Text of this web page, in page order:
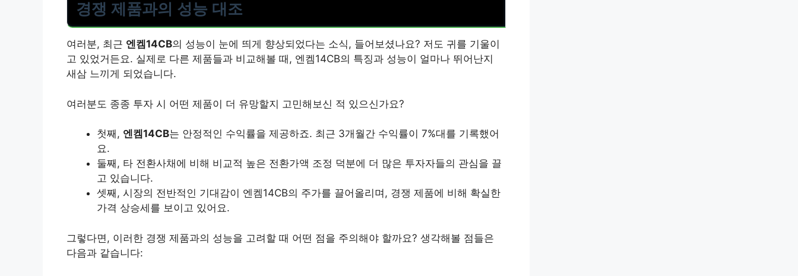
경쟁 제품과의 성능 대조
여러분, 최근 엔켐14CB의 성능이 눈에 띄게 향상되었다는 소식, 들어보셨나요? 저도 귀를 기울이
고 있었거든요. 실제로 다른 제품들과 비교해볼 때, 엔켐14CB의 특징과 성능이 얼마나 뛰어난지
새삼 느끼게 되었습니다.
여러분도 종종 투자 시 어떤 제품이 더 유망할지 고민해보신 적 있으신가요?
첫째, 엔켐14CB는 안정적인 수익률을 제공하죠. 최근 3개월간 수익률이 7%대를 기록했어
요.
둘째, 타 전환사채에 비해 비교적 높은 전환가액 조정 덕분에 더 많은 투자자들의 관심을 끌
고 있습니다.
셋째, 시장의 전반적인 기대감이 엔켐14CB의 주가를 끌어올리며, 경쟁 제품에 비해 확실한
가격 상승세를 보이고 있어요.
그렇다면, 이러한 경쟁 제품과의 성능을 고려할 때 어떤 점을 주의해야 할까요? 생각해볼 점들은
다음과 같습니다: